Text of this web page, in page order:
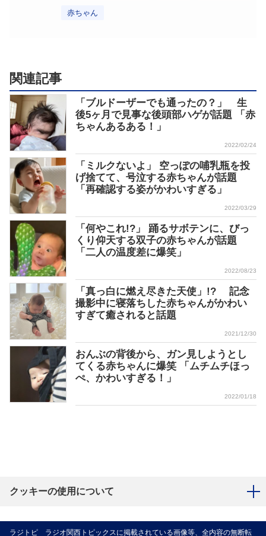
赤ちゃん
関連記事
「ブルドーザーでも通ったの？」 生
後5ヶ月で見事な後頭部ハゲが話題 「赤
ちゃんあるある！」
2022/02/24
「ミルクないよ」 空っぽの哺乳瓶を投
げ捨てて、号泣する赤ちゃんが話題
「再確認する姿がかわいすぎる」
2022/03/29
「何やこれ!?」 踊るサボテンに、びっ
くり仰天する双子の赤ちゃんが話題
「二人の温度差に爆笑」
2022/08/23
「真っ白に燃え尽きた天使」!? 記念
撮影中に寝落ちした赤ちゃんがかわい
すぎて癒されると話題
2021/12/30
おんぶの背後から、ガン見しようとし
てくる赤ちゃんに爆笑 「ムチムチほっ
ぺ、かわいすぎる！」
2022/01/18
クッキーの使用について
ラジトピ ラジオ関西トピックスに掲載されている画像等、全内容の無断転